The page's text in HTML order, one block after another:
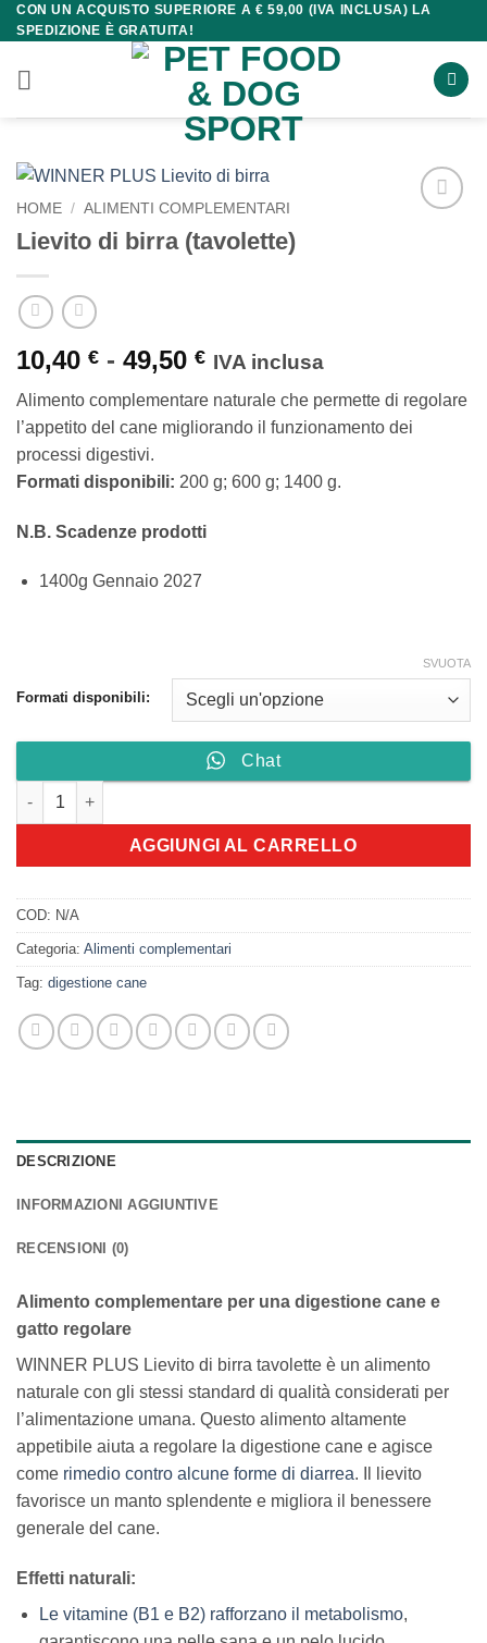
Salta
ai
contenuti
CON UN ACQUISTO SUPERIORE A € 59,00 (IVA INCLUSA) LA
SPEDIZIONE È GRATUITA!
HOME / ALIMENTI COMPLEMENTARI
Lievito di birra (tavolette)
10,40 € - 49,50 €Fascia
prezzo:
da
a
IVA inclusa
Alimento complementare naturale che permette di regolare
l’appetito del cane migliorando il funzionamento dei
processi digestivi.
Formati disponibili: 200 g; 600 g; 1400 g.
N.B. Scadenze prodotti
1400g Gennaio 2027
Formati disponibili:
SVUOTA
Chat
Lievito di birra (tavolette) quantità
AGGIUNGI AL CARRELLO
COD: N/A
Categoria: Alimenti complementari
Tag: digestione cane
DESCRIZIONE
INFORMAZIONI AGGIUNTIVE
RECENSIONI (0)
Alimento complementare per una digestione cane e
gatto regolare
WINNER PLUS Lievito di birra tavolette è un alimento
naturale con gli stessi standard di qualità considerati per
l’alimentazione umana. Questo alimento altamente
appetibile aiuta a regolare la digestione cane e agisce
come rimedio contro alcune forme di diarrea. Il lievito
favorisce un manto splendente e migliora il benessere
generale del cane.
Effetti naturali:
Le vitamine (B1 e B2) rafforzano il metabolismo,